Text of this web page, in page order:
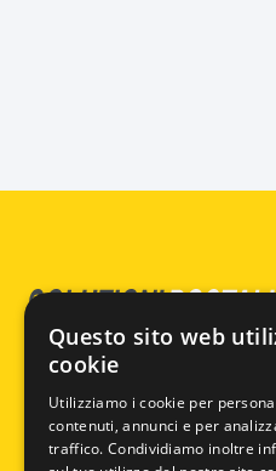
Raccolta postale e
a Padova e Provincia
Questo sito web
cookie
Utilizziamo i cookie per
contenuti, annunci e per
traffico. Condividiamo inoltre